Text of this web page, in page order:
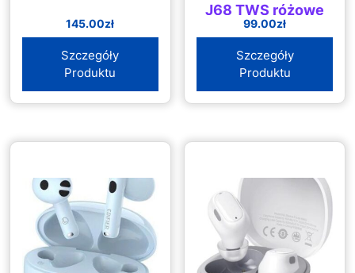
145.00zł
Szczegóły
Produktu
J68 TWS różowe
99.00zł
Szczegóły
Produktu